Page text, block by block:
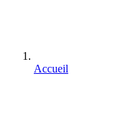
Accueil